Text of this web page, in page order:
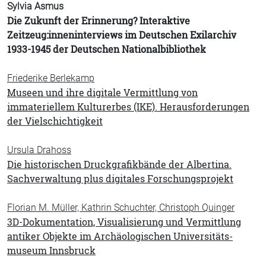
Sylvia Asmus
Die Zukunft der Erinnerung? Interaktive
Zeitzeug:innen­interviews im Deutschen Exilarchiv
1933-1945 der Deutschen Nationalbibliothek
Friederike Berlekamp
Museen und ihre digitale Vermittlung von
immateriellem Kulturerbes (IKE). Herausforderungen
der Vielschichtigkeit
Ursula Drahoss
Die historischen Druckgrafikbände der Albertina.
Sachverwaltung plus digitales Forschungsprojekt
Florian M. Müller, Kathrin Schuchter, Christoph Quinger
3D-Dokumentation, Visualisierung und Vermittlung
antiker Objekte im Archäologischen Universitäts­
museum Innsbruck